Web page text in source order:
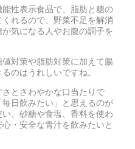
性表示食品で、脂肪と糖の
れるので、野菜不足を解消
気になる人やお腹の調子を
対策や脂肪対策に加えて腸
のはうれしいですね。
とさわやかな口当たりで
毎日飲みたい」と思えるのが
、砂糖や食塩、香料を使わ
・安全な青汁を飲みたいと